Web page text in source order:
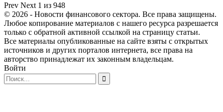
Prev Next 1 из 948
© 2026 - Новости финансового сектора. Все права защищены.
Любое копирование материалов с нашего ресурса разрешается
только с обратной активной ссылкой на страницу статьи.
Все материалы опубликованные на сайте взяты с открытых
источников и других порталов интернета, все права на
авторство принадлежат их законным владельцам.
Войти